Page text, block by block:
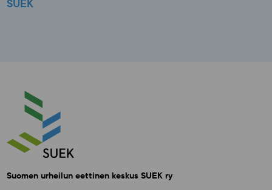
SUEK
Suomen urheilun eettinen keskus SUEK ry